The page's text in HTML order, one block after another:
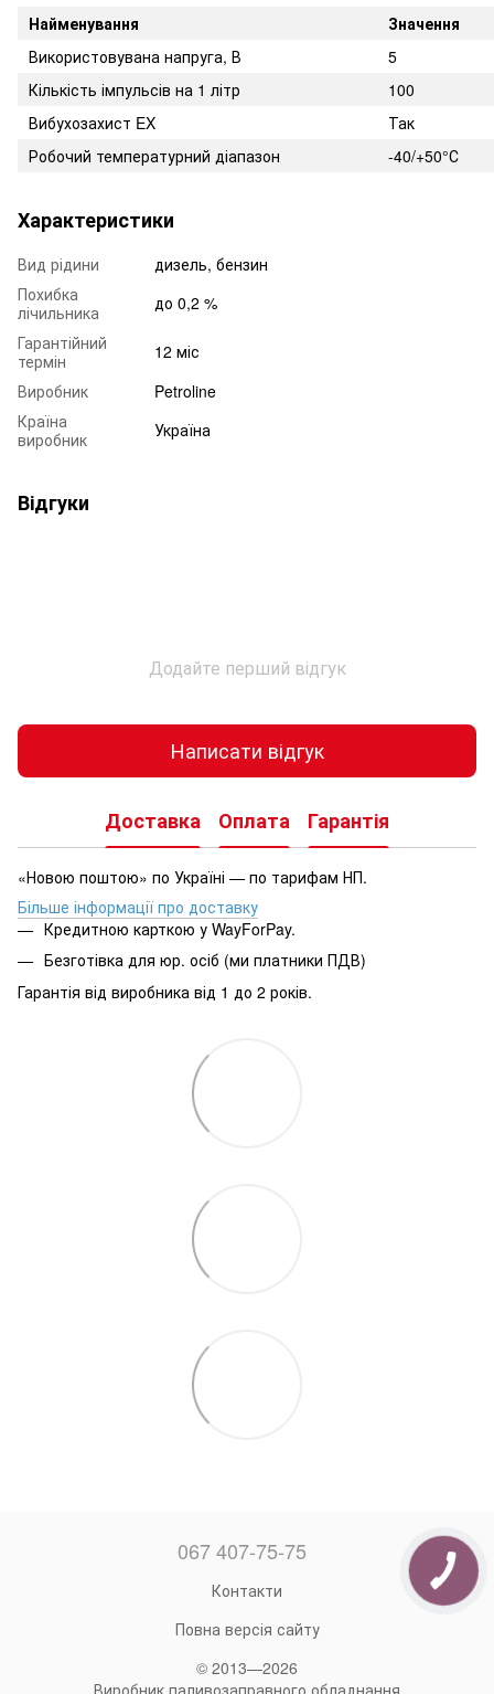
Найменування
Значення
Використовувана напруга, В
5
Кількість імпульсів на 1 літр
100
Вибухозахист EX
Так
Робочий температурний діапазон
-40/+50°С
Характеристики
Вид рідини
дизель, бензин
Похибка
лічильника
до 0,2 %
Гарантійний
термін
12 міс
Виробник
Petroline
Країна
виробник
Україна
Відгуки
Додайте перший відгук
Написати відгук
Доставка Оплата Гарантія
«Новою поштою» по Україні — по тарифам НП.
Більше інформації про доставку
Кредитною карткою у WayForPay.
Безготівка для юр. осіб (ми платники ПДВ)
Гарантія від виробника від 1 до 2 років.
067 407-75-75
Контакти
Повна версія сайту
© 2013—2026
Виробник паливозаправного обладнання